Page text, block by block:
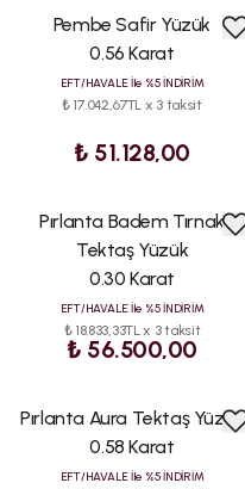
Pembe Safir Yüzük
0.56 Karat
EFT/HAVALE İle %5 İNDİRİM
₺ 17.042,67TL x 3 taksit
₺ 51.128,00
Pırlanta Badem Tırnak
Tektaş Yüzük
0.30 Karat
EFT/HAVALE İle %5 İNDİRİM
₺ 18.833,33TL x 3 taksit
₺ 56.500,00
Pırlanta Aura Tektaş Yüzük
0.58 Karat
EFT/HAVALE İle %5 İNDİRİM